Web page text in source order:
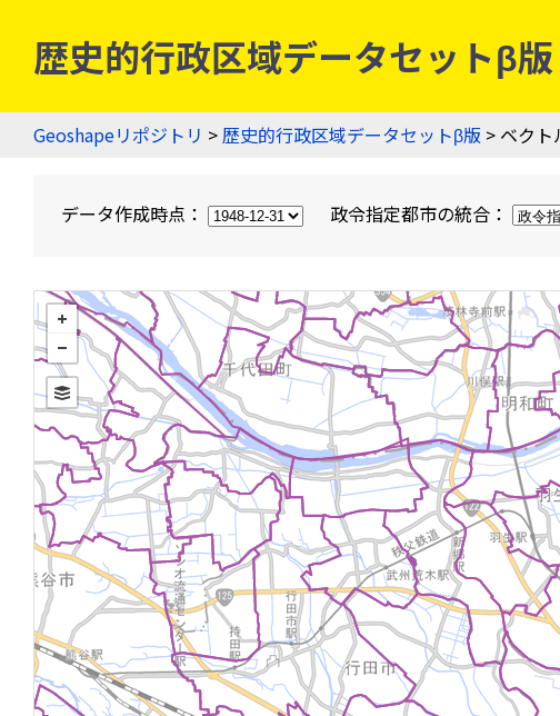
歴史的行政区域データセットβ
Geoshapeリポジトリ >歴史的行政区域データセットβ版 > ベク
データ作成時点： 政令指定都市の統合：